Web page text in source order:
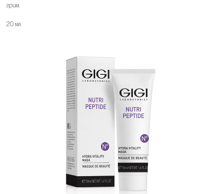
грим.
20 мл